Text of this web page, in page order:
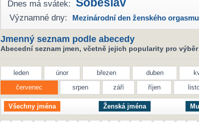
Dnes má svátek: Soběslav
Významné dny: Mezinárodní den ženského orgasmu
Jmenný seznam podle abecedy
Abecední seznam jmen, včetně jejich popularity pro
leden únor březen duben
červenec
srpen září říjen
Všechny jména Ženská jména